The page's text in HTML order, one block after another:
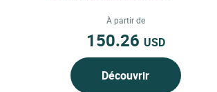
Belgique, au cœur du...
À partir de
150.26 USD
Découvrir